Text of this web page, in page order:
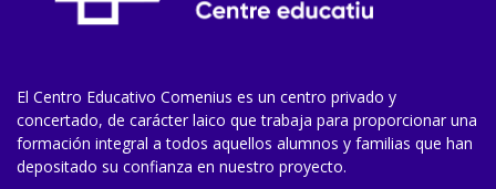
El Centro Educativo Comenius es un centro privado y
concertado, de carácter laico que trabaja para proporcionar una
formación integral a todos aquellos alumnos y familias que han
depositado su confianza en nuestro proyecto.